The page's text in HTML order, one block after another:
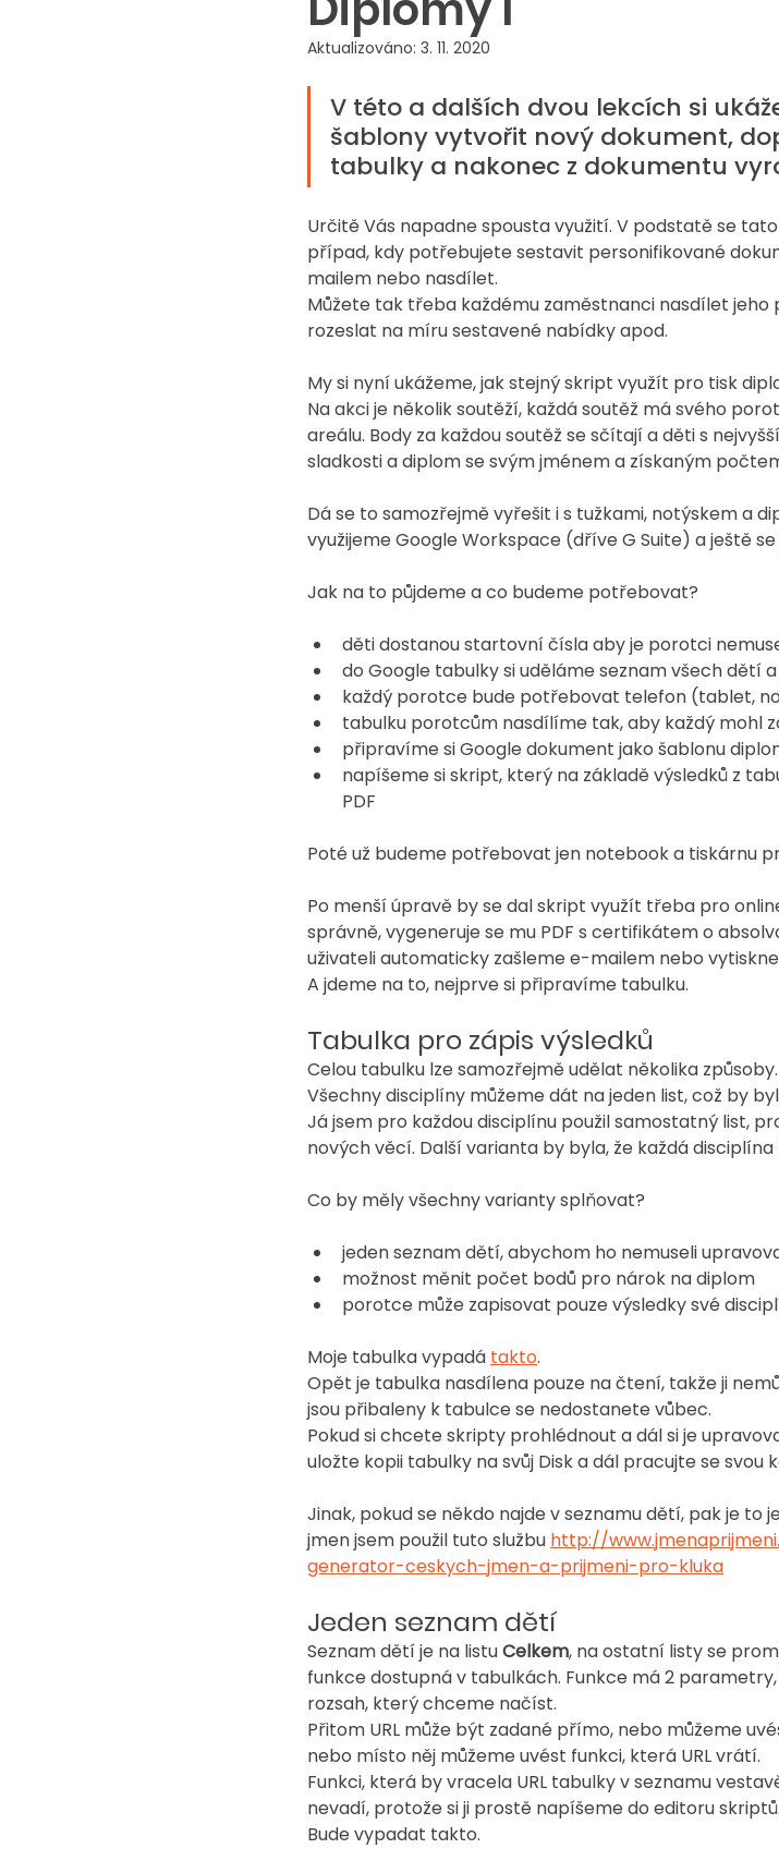
Aktualizováno: 3. 11. 2020
V této a dalších dvou lekcích si
šablony vytvořit nový dokument,
tabulky a nakonec z dokumentu
Určitě Vás napadne spousta využití. V podstatě se
případ, kdy potřebujete sestavit personifikované
mailem nebo nasdílet.
Můžete tak třeba každému zaměstnanci nasdílet
rozeslat na míru sestavené nabídky apod.
My si nyní ukážeme, jak stejný skript využít pro tisk
Na akci je několik soutěží, každá soutěž má svého
areálu. Body za každou soutěž se sčítají a děti s
sladkosti a diplom se svým jménem a získaným
Dá se to samozřejmě vyřešit i s tužkami, notýskem a
využijeme Google Workspace (dříve G Suite) a ještě
Jak na to půjdeme a co budeme potřebovat?
děti dostanou startovní čísla aby je porotci
do Google tabulky si uděláme seznam všech dětí
každý porotce bude potřebovat telefon (tablet,
tabulku porotcům nasdílíme tak, aby každý mohl
připravíme si Google dokument jako šablonu
napíšeme si skript, který na základě výsledků z
PDF
Poté už budeme potřebovat jen notebook a tiskárnu
Po menší úpravě by se dal skript využít třeba pro
správně, vygeneruje se mu PDF s certifikátem o
uživateli automaticky zašleme e-mailem nebo
A jdeme na to, nejprve si připravíme tabulku.
Tabulka pro zápis výsledků
Celou tabulku lze samozřejmě udělat několika způsoby.
Všechny disciplíny můžeme dát na jeden list, což by
Já jsem pro každou disciplínu použil samostatný list,
nových věcí. Další varianta by byla, že každá
Co by měly všechny varianty splňovat?
jeden seznam dětí, abychom ho nemuseli
možnost měnit počet bodů pro nárok na diplom
porotce může zapisovat pouze výsledky své
Moje tabulka vypadá takto.
Opět je tabulka nasdílena pouze na čtení, takže ji
jsou přibaleny k tabulce se nedostanete vůbec.
Pokud si chcete skripty prohlédnout a dál si je
uložte kopii tabulky na svůj Disk a dál pracujte se svou
Jinak, pokud se někdo najde v seznamu dětí, pak je to
jmen jsem použil tuto službu http://
generator-ceskych-jmen-a-prijmeni-pro-kluka
Jeden seznam dětí
Seznam dětí je na listu Celkem, na ostatní listy se
funkce dostupná v tabulkách. Funkce má 2
rozsah, který chceme načíst.
Přitom URL může být zadané přímo, nebo můžeme
nebo místo něj můžeme uvést funkci, která URL vrátí.
Funkci, která by vracela URL tabulky v seznamu
nevadí, protože si ji prostě napíšeme do editoru skriptů.
Bude vypadat takto.